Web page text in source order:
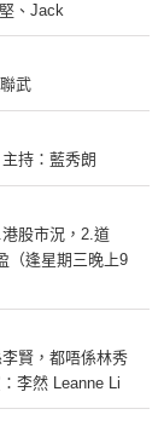
、Jack
武
持：藍秀朗
港股市況，2.道
（逢星期三晚上9
李賢，都唔係林秀
李然 Leanne Li